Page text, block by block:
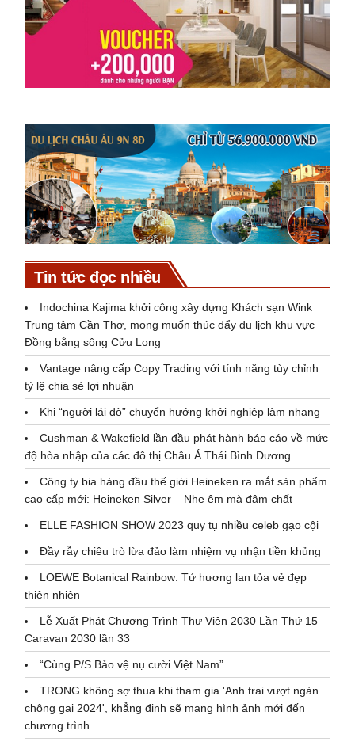
Tin tức đọc nhiều
Indochina Kajima khởi công xây dựng Khách sạn Wink
Trung tâm Cần Thơ, mong muốn thúc đẩy du lịch khu vực
Đồng bằng sông Cửu Long
Vantage nâng cấp Copy Trading với tính năng tùy chỉnh
tỷ lệ chia sẻ lợi nhuận
Khi “người lái đò” chuyển hướng khởi nghiệp làm nhang
Cushman & Wakefield lần đầu phát hành báo cáo về mức
độ hòa nhập của các đô thị Châu Á Thái Bình Dương
Công ty bia hàng đầu thế giới Heineken ra mắt sản phẩm
cao cấp mới: Heineken Silver – Nhẹ êm mà đậm chất
ELLE FASHION SHOW 2023 quy tụ nhiều celeb gạo cội
Đầy rẫy chiêu trò lừa đảo làm nhiệm vụ nhận tiền khủng
LOEWE Botanical Rainbow: Tứ hương lan tỏa vẻ đẹp
thiên nhiên
Lễ Xuất Phát Chương Trình Thư Viện 2030 Lần Thứ 15 –
Caravan 2030 lần 33
“Cùng P/S Bảo vệ nụ cười Việt Nam”
TRONG không sợ thua khi tham gia 'Anh trai vượt ngàn
chông gai 2024', khẳng định sẽ mang hình ảnh mới đến
chương trình